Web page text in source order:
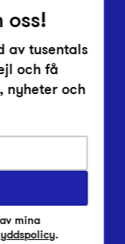
av tusentals
och få
nyheter och
mina
.